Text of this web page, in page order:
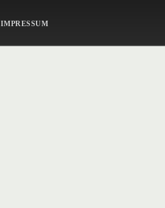
IMPRESSUM